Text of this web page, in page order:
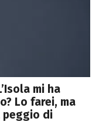
mi ha
Lo farei, ma
peggio di